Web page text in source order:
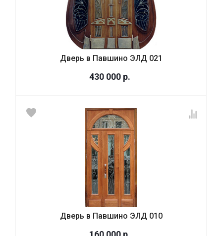
Дверь в Павшино ЭЛД 021
430 000 р.
Дверь в Павшино ЭЛД 010